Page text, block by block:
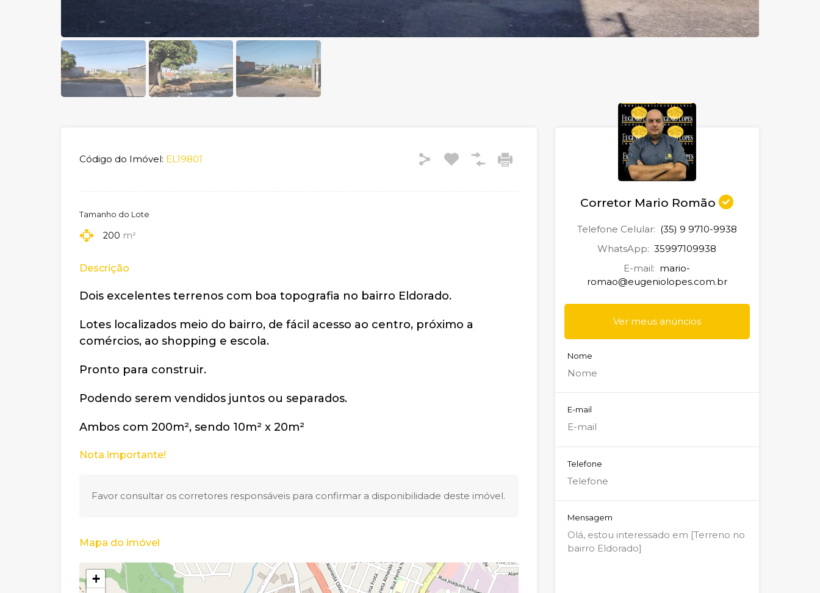
Código do Imóvel: EL19801
Tamanho do Lote
200 m²
Descrição
Dois excelentes terrenos com boa topografia no bairro Eldorado.
Lotes localizados meio do bairro, de fácil acesso ao centro, próximo a
comércios, ao shopping e escola.
Pronto para construir.
Podendo serem vendidos juntos ou separados.
Ambos com 200m², sendo 10m² x 20m²
Nota importante!
Favor consultar os corretores responsáveis para confirmar a disponibilidade deste imóvel.
Mapa do imóvel
+
Corretor Mario Romão
Telefone Celular: (35) 9 9710-9938
WhatsApp: 35997109938
E-mail: mario-
romao@eugeniolopes.com.br
Ver meus anúncios
Nome
E-mail
Telefone
Mensagem